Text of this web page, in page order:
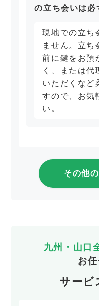
の立ち会いは必
現地での立ち
ません。立ち
前に鍵をお預
く、または代
いただくなど
すので、お気
い。
その他
九州・山口
お
サービ